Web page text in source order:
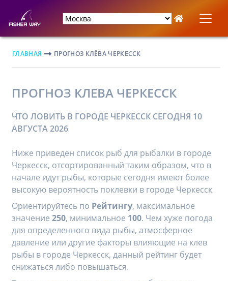
ГЛАВНАЯ ПРОГНОЗ КЛЁВА ЧЕРКЕССК
ПРОГНОЗ КЛЕВА ЧЕРКЕССК
ЧТО ЛОВИТЬ В ГОРОДЕ ЧЕРКЕССК СЕГОДНЯ 10
АВГУСТА 2026
Ниже приведен список рыб для рыбалки в городе
Черкесск, отсортированный таким образом, что в
начале идут рыбы, которые сегодня имеют более
высокую вероятность поклевки в городе Черкесск
Ориентируйтесь по Рейтингу, максимальное
значение 250, минимальное 100. Чем хуже погода
для определенного вида рыбы, атмосферное
давление или другие факторы влияющие на клев
рыбы в городе Черкесск, данный рейтинг будет
снижаться либо повышаться.